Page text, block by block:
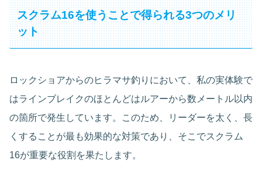
スクラム16を使うことで得られる3つのメリ
ット
ロックショアからのヒラマサ釣りにおいて、私の実体験で
はラインブレイクのほとんどはルアーから数メートル以内
の箇所で発生しています。このため、リーダーを太く、長
くすることが最も効果的な対策であり、そこでスクラム
16が重要な役割を果たします。